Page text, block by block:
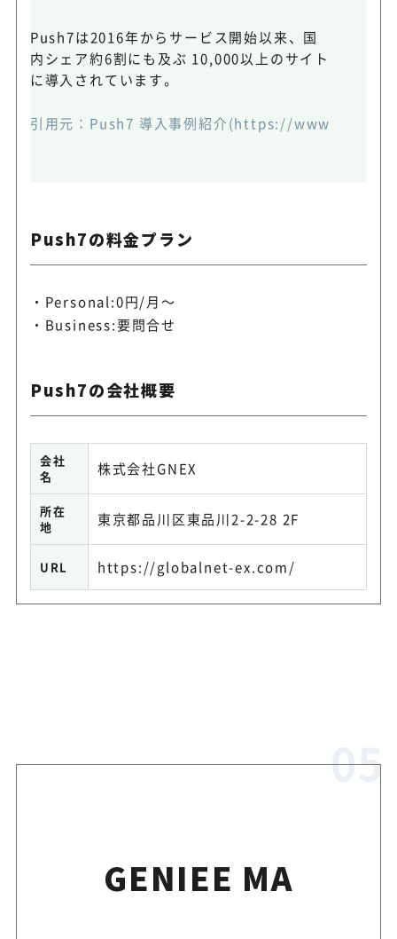
Push7は2016年からサービス開始以来、国
内シェア約6割にも及ぶ 10,000以上のサイト
に導入されています。
引用元： Push7 導入事例紹介(https://
Push7の料金プラン
Personal:0円/月～
Business:要問合せ
Push7の会社概要
会社
名
株式会社GNEX
所在
地
東京都品川区東品川2-2-28 2F
URL https://globalnet-ex.com/
GENIEE MA